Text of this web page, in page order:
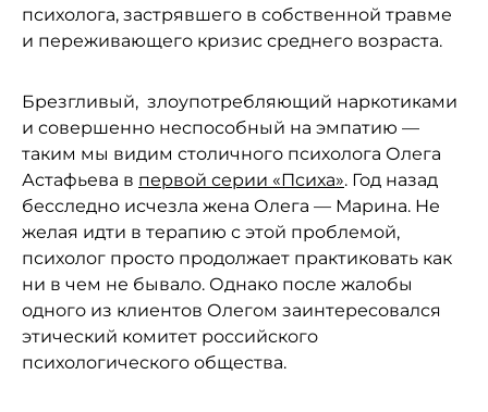
психолога, застрявшего в собственной травме
и переживающего кризис среднего возраста.
Брезгливый, злоупотребляющий наркотиками
и совершенно неспособный на эмпатию —
таким мы видим столичного психолога Олега
Астафьева в первой серии «Психа». Год назад
бесследно исчезла жена Олега — Марина. Не
желая идти в терапию с этой проблемой,
психолог просто продолжает практиковать как
ни в чем не бывало. Однако после жалобы
одного из клиентов Олегом заинтересовался
этический комитет российского
психологического общества.